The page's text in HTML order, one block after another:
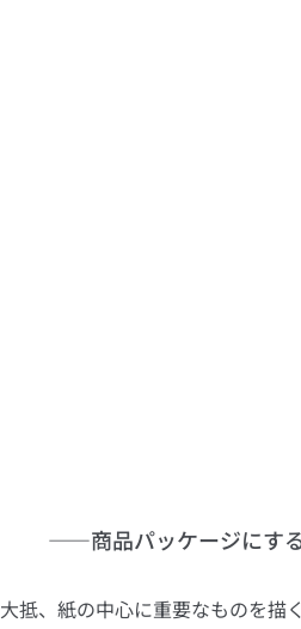
――商品パッケージにす
大抵、紙の中心に重要なものを描